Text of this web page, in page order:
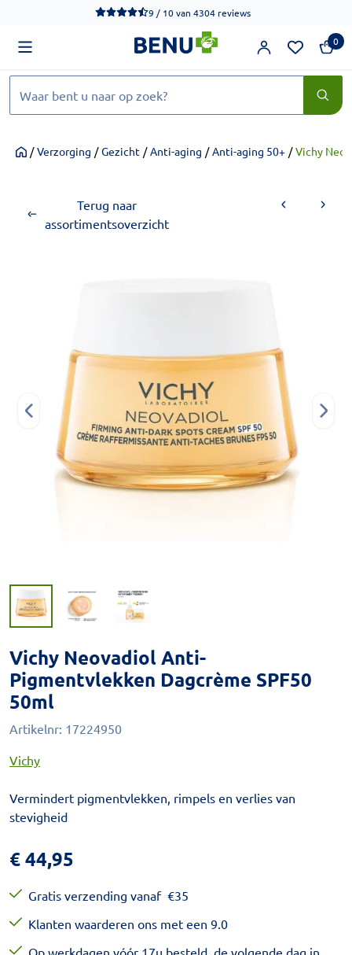
We werken momenteel hard aan het verbeteren van de
9 / 10van 4304 reviews
0
Home/ Verzorging / Gezicht / Anti-aging / Anti-aging 50+ / Vichy
Terug naar
assortimentsoverzicht
Vichy Neovadiol Anti-
Pigmentvlekken Dagcrème SPF50
50ml
Artikelnr: 17224950
Vichy
Vermindert pigmentvlekken, rimpels en verlies van
stevigheid
€44,95
Gratis verzending vanaf €35
Klanten waarderen ons met een 9.0
Op werkdagen vóór 17u besteld, de volgende dag in